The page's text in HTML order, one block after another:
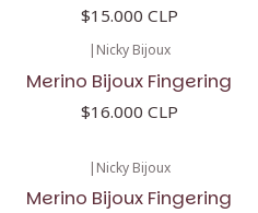
$15.000 CLP
Nicky Bijoux
Merino Bijoux Fingering
$16.000 CLP
| Nicky Bijoux
Merino Bijoux Fingering